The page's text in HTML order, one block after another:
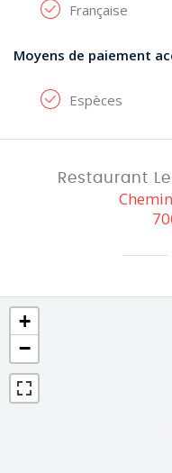
Française
Moyens de paiement
Espèces
Restaurant
+
−